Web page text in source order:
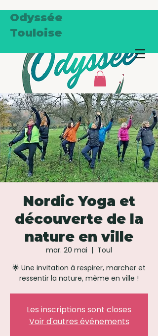
Odyssée
Touloise
Nordic Yoga et
découverte de la
nature en ville
mar. 20 mai
  |
Toul
🌟 Une invitation à respirer, marcher et
ressentir la nature, même en ville !
Les inscriptions sont closes
Voir d'autres événements